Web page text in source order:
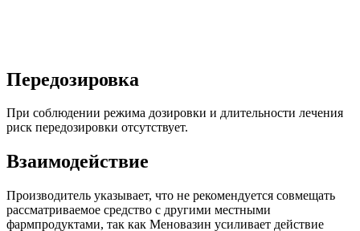
Отзывы
Меновазином пользуюсь более 20 лет. Он помогал
головной боли.